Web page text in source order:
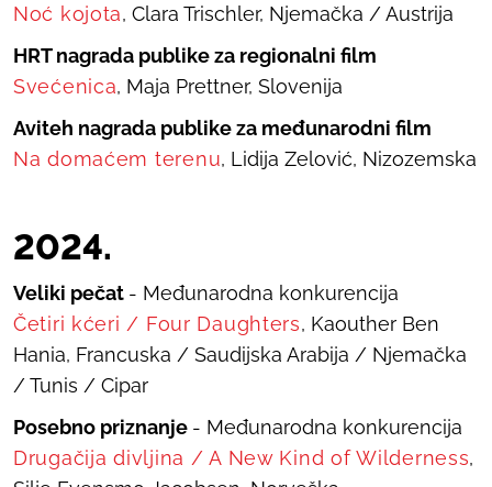
Noć kojota, Clara Trischler, Njemačka / Austrija
HRT nagrada publike za regionalni film
Svećenica, Maja Prettner, Slovenija
Aviteh nagrada publike za međunarodni film
Na domaćem terenu, Lidija Zelović, Nizozemska
2024.
Veliki pečat - Međunarodna konkurencija
Četiri kćeri / Four Daughters, Kaouther Ben
Hania, Francuska / Saudijska Arabija / Njemačka
/ Tunis / Cipar
Posebno priznanje - Međunarodna konkurencija
Drugačija divljina /A New Kind of Wilderness,